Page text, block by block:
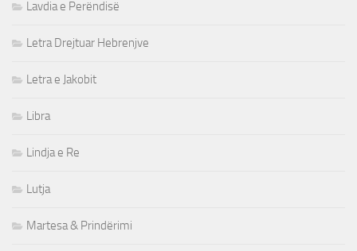
Lavdia e Perëndisë
Letra Drejtuar Hebrenjve
Letra e Jakobit
Libra
Lindja e Re
Lutja
Martesa & Prindërimi